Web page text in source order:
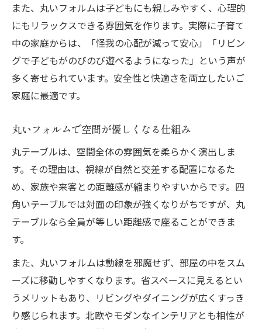
また、丸いフォルムは子どもにも親しみやすく、心理的
にもリラックスできる雰囲気を作ります。実際に子育て
中の家庭からは、「怪我の心配が減って安心」「リビン
グで子どもがのびのび遊べるようになった」という声が
多く寄せられています。安全性と快適さを両立したいご
家庭に最適です。
丸いフォルムで空間が優しくなる仕組み
丸テーブルは、空間全体の雰囲気を柔らかく演出しま
す。その理由は、視線が自然と交差する配置になるた
め、家族や来客との距離感が縮まりやすいからです。四
角いテーブルでは対面の印象が強くなりがちですが、丸
テーブルなら全員が等しい距離感で座ることができま
す。
また、丸いフォルムは動線を邪魔せず、部屋の中をスム
ーズに移動しやすくなります。省スペースに見えるとい
うメリットもあり、リビングやダイニングが広くすっき
り感じられます。北欧やモダンなインテリアとも相性が